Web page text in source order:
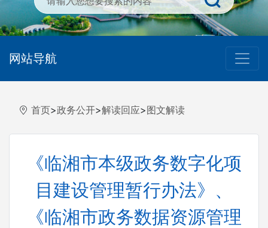
网站导航
首页>政务公开>解读回应>图文解读
《临湘市本级政务数字化项
目建设管理暂行办法》、
《临湘市政务数据资源管理